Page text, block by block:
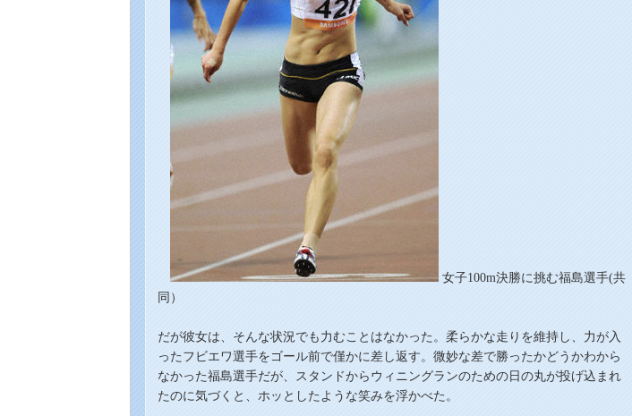
女子100m決勝に挑む福島選手(共
同）
だが彼女は、そんな状況でも力むことはなかった。柔らかな走りを維持し、力が入
ったフビエワ選手をゴール前で僅かに差し返す。微妙な差で勝ったかどうかわから
なかった福島選手だが、スタンドからウィニングランのための日の丸が投げ込まれ
たのに気づくと、ホッとしたような笑みを浮かべた。